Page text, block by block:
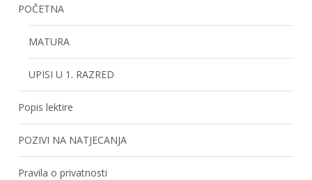
POČETNA
MATURA
UPISI U 1. RAZRED
Popis lektire
POZIVI NA NATJECANJA
Pravila o privatnosti